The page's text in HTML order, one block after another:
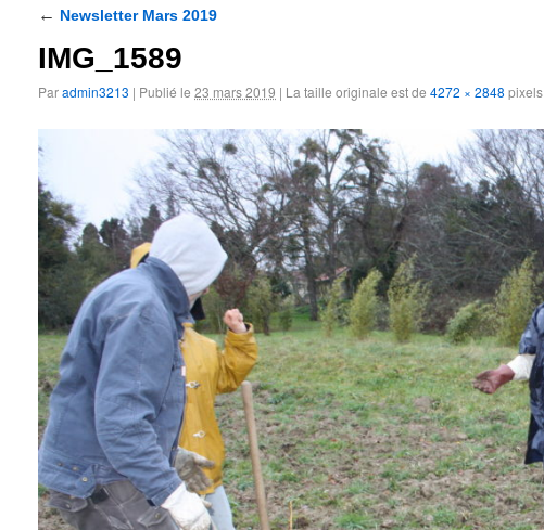
← Newsletter Mars 2019
IMG_1589
Paradmin3213 | Publié le 23 mars 2019 | La taille originale est de 4272 × 2848 pixels